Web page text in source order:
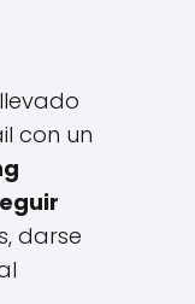
con un
darse